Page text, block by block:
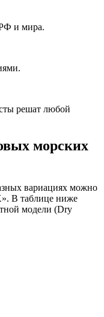
и мира.
решат любой
морских
вариациях можно
В таблице ниже
модели (Dry